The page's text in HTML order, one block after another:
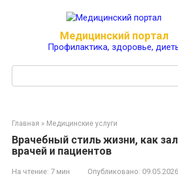
Медицинский портал
Профилактика, здоровье,
Главная » Медицинские услуги
Врачебный стиль жизни, как
врачей и пациентов
На чтение: 7 мин Опубликовано: 09.05.2026